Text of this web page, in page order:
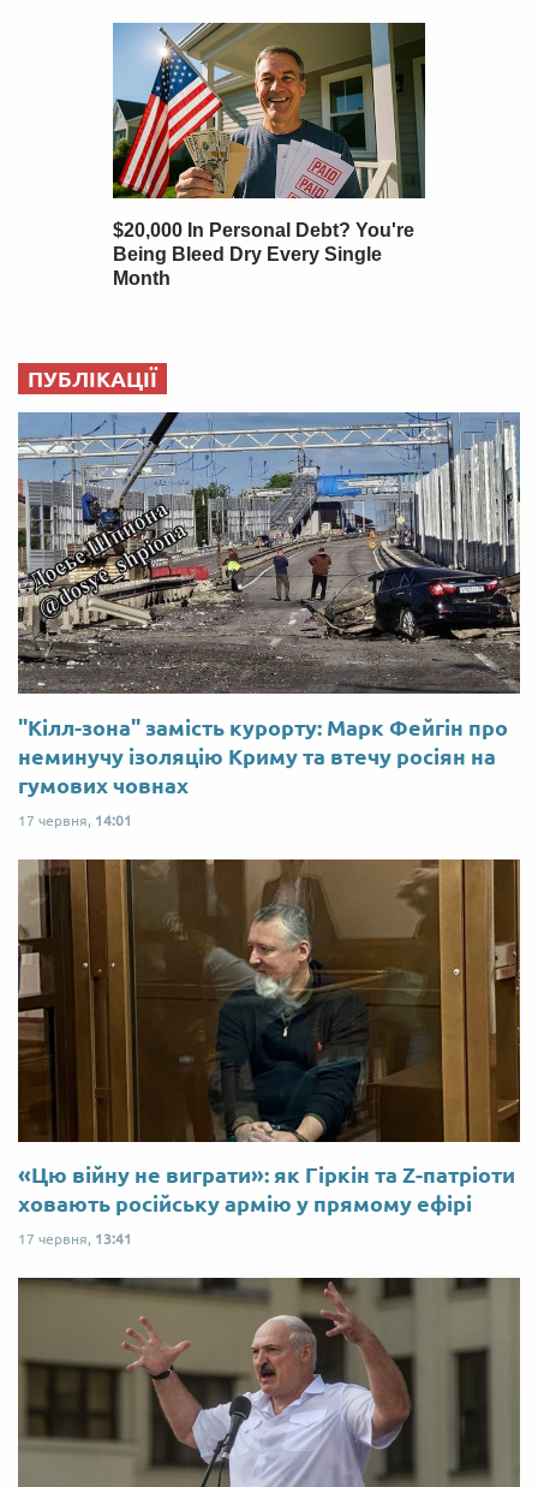
ПУБЛІКАЦІЇ
"Кілл-зона" замість курорту: Марк Фейгін про
неминучу ізоляцію Криму та втечу росіян на
гумових човнах
17 червня, 14:01
«Цю війну не виграти»: як Гіркін та Z-патріоти
ховають російську армію у прямому ефірі
17 червня, 13:41